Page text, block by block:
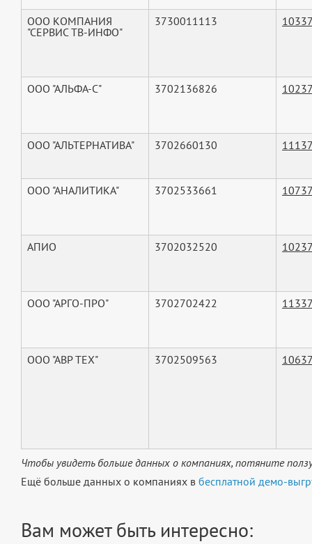
ООО КОМПАНИЯ
"СЕРВИС ТВ-ИНФО"
3730011113
ООО "АЛЬФА-С" 3702136826
ООО "АЛЬТЕРНАТИВА" 3702660130
ООО "АНАЛИТИКА" 3702533661
АПИО 3702032520
ООО "АРГО-ПРО" 3702702422
ООО "АВР ТЕХ" 3702509563
Чтобы увидеть больше данных о компаниях, потяните
Ещё больше данных о компаниях в бесплатной демо-
Вам может быть интересно: